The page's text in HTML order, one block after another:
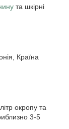
та шкірні
Країна
окропу та
3-5